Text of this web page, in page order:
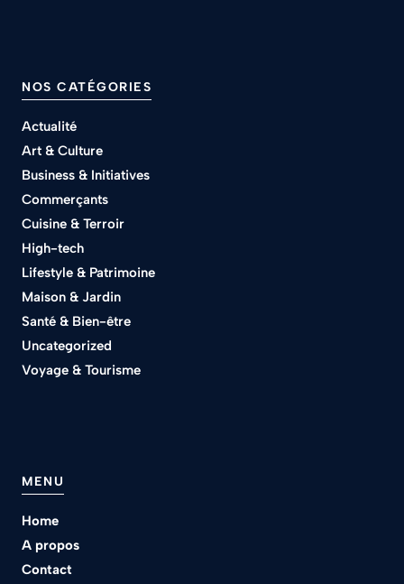
NOS CATÉGORIES
Actualité
Art & Culture
Business & Initiatives
Commerçants
Cuisine & Terroir
High-tech
Lifestyle & Patrimoine
Maison & Jardin
Santé & Bien-être
Uncategorized
Voyage & Tourisme
MENU
Home
A propos
Contact